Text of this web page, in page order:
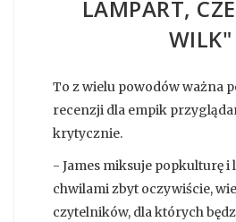
LAMPART,
WILK"
To z wielu powodów ważna
recenzji dla empik
krytycznie.
- James miksuje popkulturę i
chwilami zbyt oczywiście,
czytelników, dla których